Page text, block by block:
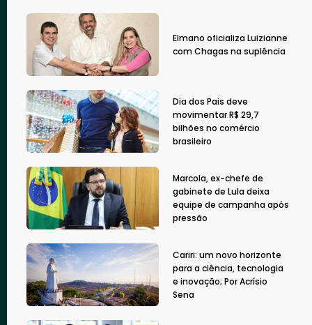
Elmano oficializa Luizianne
com Chagas na suplência
Dia dos Pais deve
movimentar R$ 29,7
bilhões no comércio
brasileiro
Marcola, ex-chefe de
gabinete de Lula deixa
equipe de campanha após
pressão
Cariri: um novo horizonte
para a ciência, tecnologia
e inovação; Por Acrísio
Sena